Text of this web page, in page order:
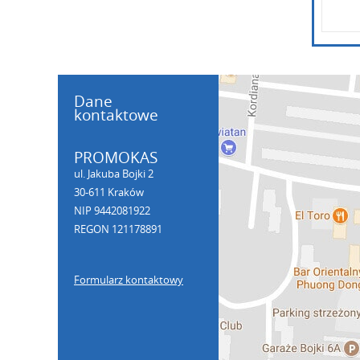
Dane
kontaktowe
PROMOKAS
ul. Jakuba Bojki 2
30-611 Kraków
NIP 9442081922
REGON 121178891
Formularz kontaktowy